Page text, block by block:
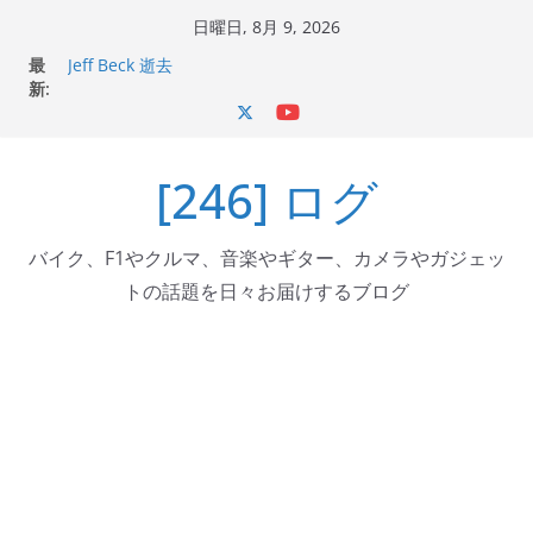
日曜日, 8月 9, 2026
最
新:
Jeff Beck 逝去
岩手県奥州市へのふるさと納税で KGR HARMONY 南部鉄
コーナリングが楽しくなった
Italjet Dragster 200が納車完了！各部をチェックして、ス
マホホルダー付けて、ガラスコーティング行って来た
[246] ログ
バイク、F1やクルマ、音楽やギター、カメラやガジェッ
トの話題を日々お届けするブログ